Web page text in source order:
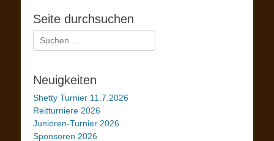
Seite durchsuchen
Suchen
nach:
Neuigkeiten
Shetty Turnier 11.7.2026
Reitturniere 2026
Junioren-Turnier 2026
Sponsoren 2026